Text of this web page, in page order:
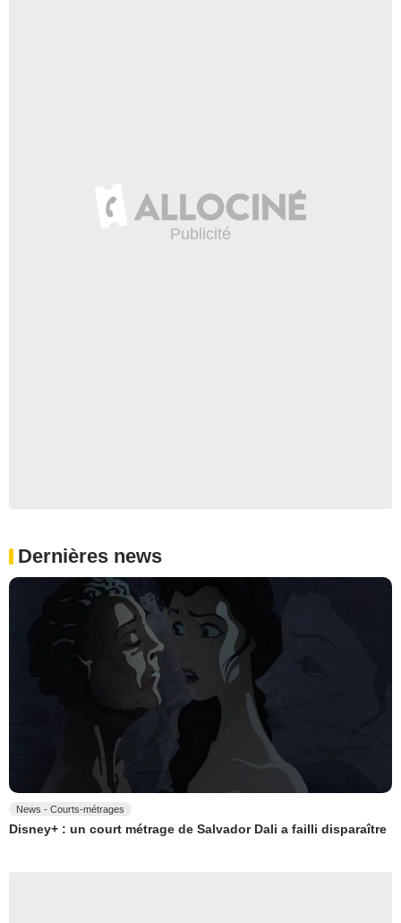
Dernières news
News - Courts-métrages
Disney+ : un court métrage de Salvador Dali a failli disparaître